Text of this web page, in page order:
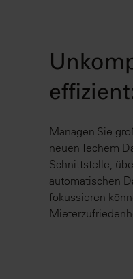
Managen Sie
neuen Techem
Schnittstelle,
automatischen
fokussieren